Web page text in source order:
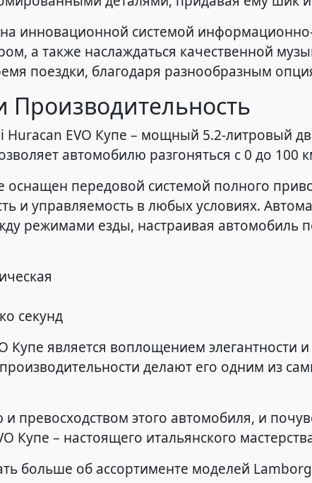
инновационной системой
а также наслаждаться качественной
поездки, благодаря разнообразным
Производительность
EVO Купе – мощный 5.2-литровый
автомобилю разгоняться с 0 до 100
оснащен передовой системой полного
и управляемость в любых условиях.
режимами езды, настраивая автомобиль
секунд
Купе является воплощением элегантности
делают его одним из
превосходством этого автомобиля, и
Купе – настоящего итальянского
больше об ассортименте моделей